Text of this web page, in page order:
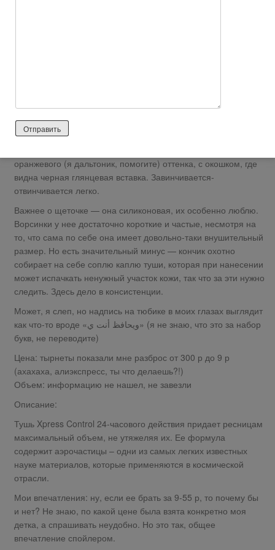
оттенке, конечно же нет. Мне данная тушь досталась в
новое.)
оранжевого (я дальтоник, помогите) оттенка, с окошком, где
видна черная глянцевая вставка. Завинчивается-
отвинчивается легко.
Важнее о щеточке — она силиконовая, их особенно люблю.
Ворсинки у нее достаточно короткие и частые, несмотря на
то, что сама по себе она имеет довольно-таки внушительный
размер. Но есть значительный минус — кончик охотно
собирает на себе соплю каплю туши, которая при нанесении
может испачкать ненужный участок кожи, так что за эти нужно
следить. Здесь дело в консистенции.
Может, я слеп, но надпись на тюбике в моих глазах выглядит
как что-то вроде «ويحافظ أنت ي» (я не знаю, что это за набор
букв, не переводите)
Цена: тырнеты показали мне разброс от 300 р до 9 р
(ахахаха, алиэкспресс, ты что делаешь?!)
Объем: информацию не нашел, не завезли
Описание:
Тушь Xpress Control 24-часового действия придает ресницам
максимальный объем, не утяжеляя их. Ее формула
содержит аэрочастицы – одни из самых легких известных
науке материалов, которые применяются в космической
отрасли.
Мои впечатления: ну, если ее брать за 9-55 р, то почему бы
и нет? Не знаю, по какой цене была взята конкретно моя
детка, а спрашивать неудобно. Но это так, общее
впечатление спойлером.